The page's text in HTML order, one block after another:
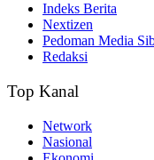
Indeks Berita
Nextizen
Pedoman Media
Redaksi
Top Kanal
Network
Nasional